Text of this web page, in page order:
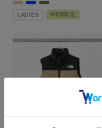
LADIES WEB限定